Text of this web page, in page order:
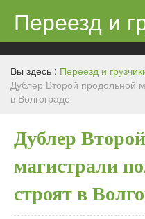
Контакты
Цены
Новости
Вы здесь : Переезд и
Дублер Второй продольной
в Волгограде
Дублер
магистрали
строят в